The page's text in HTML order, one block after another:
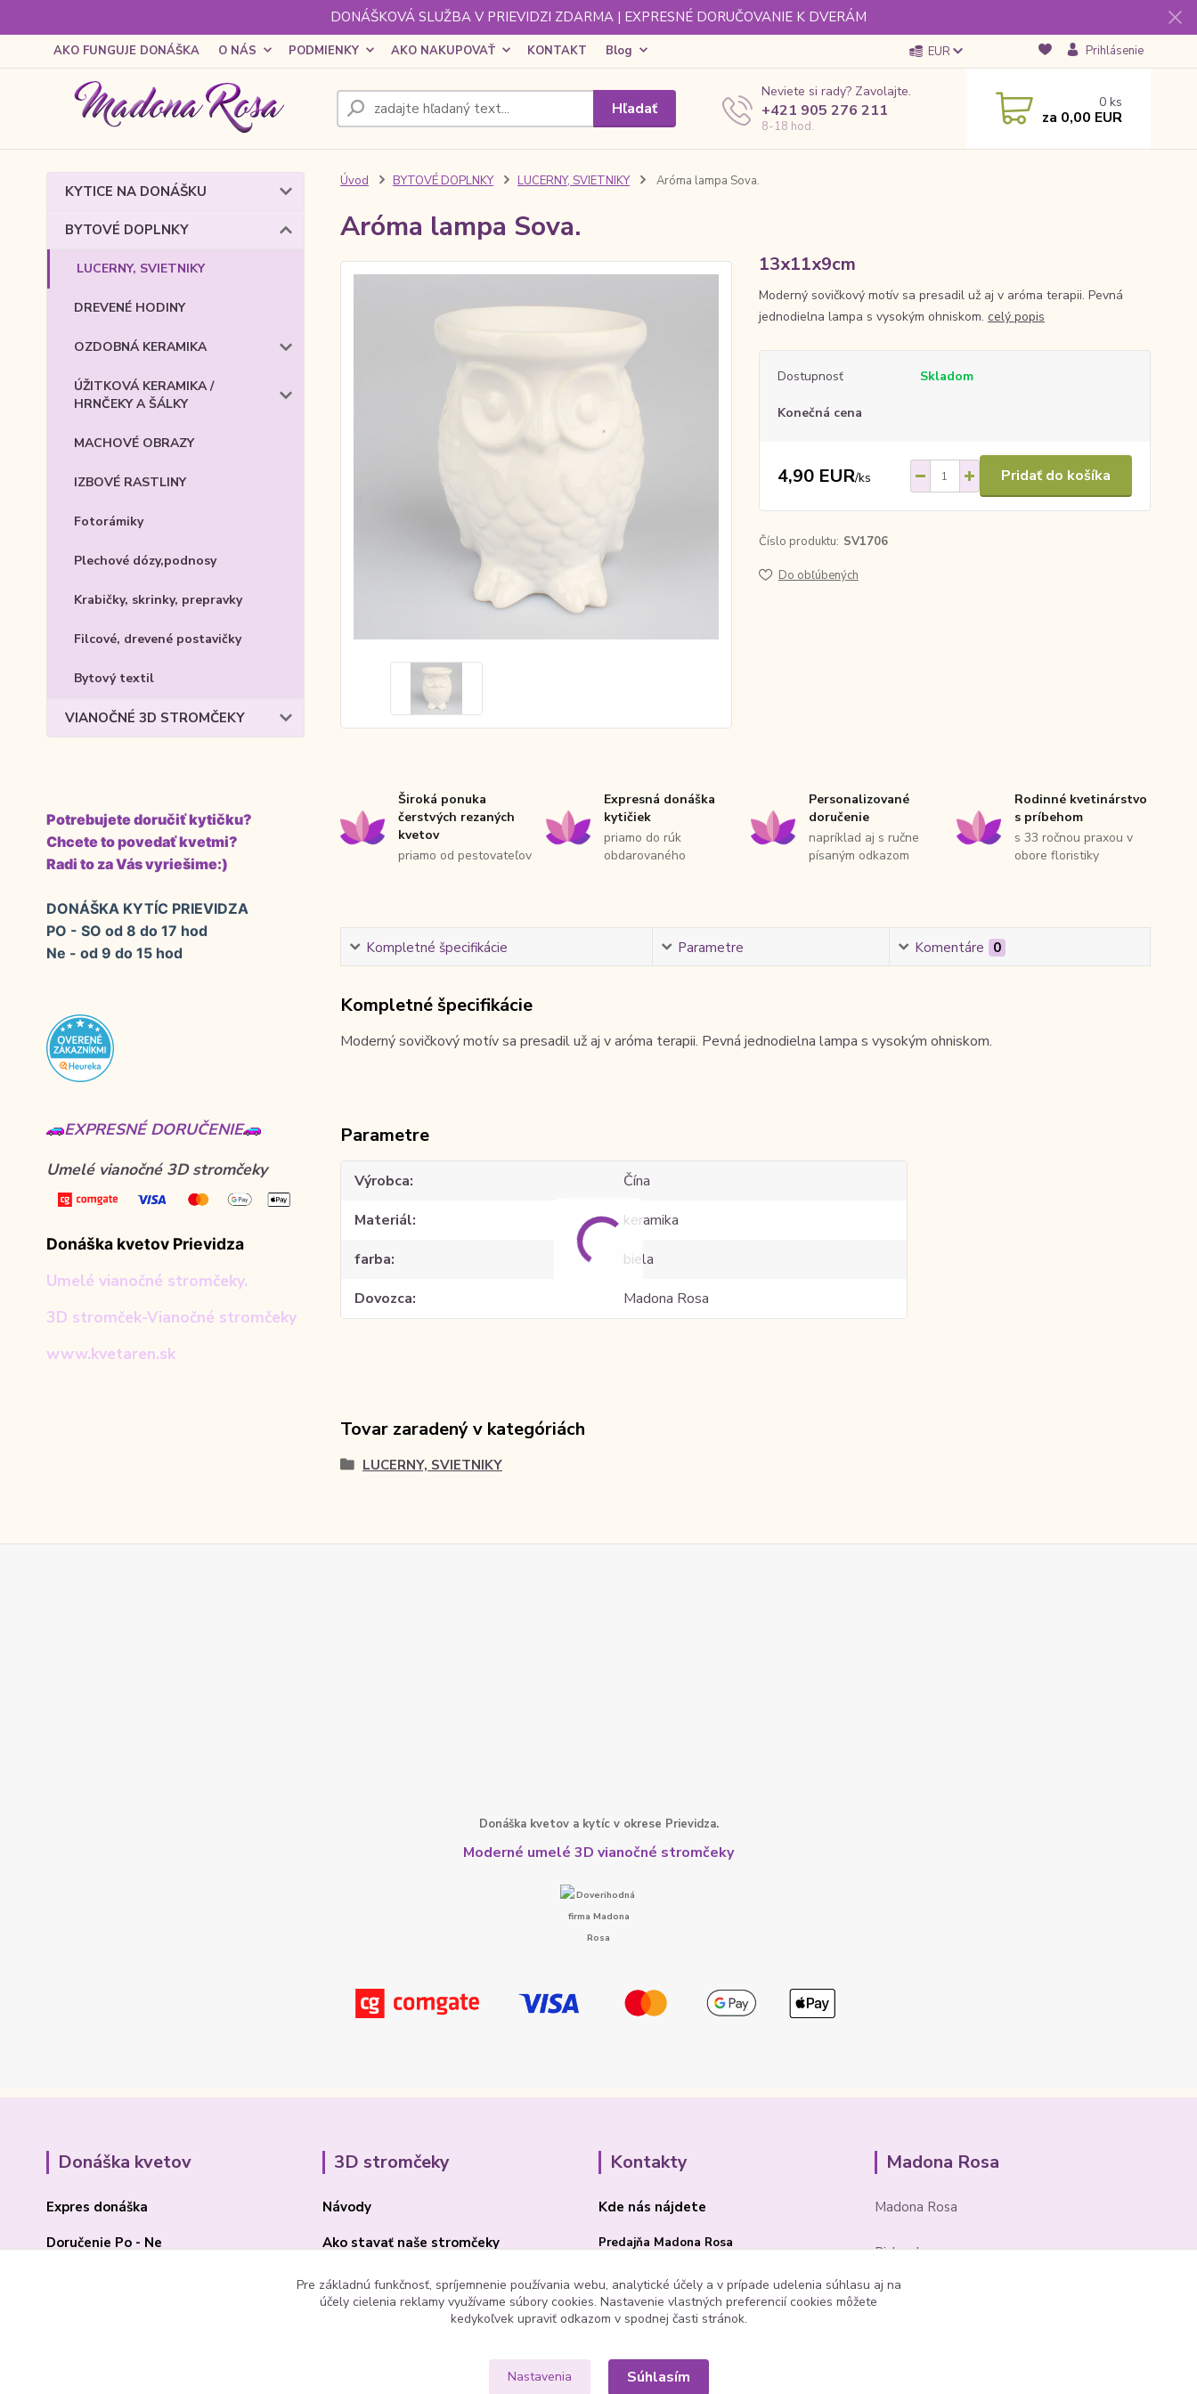
DONÁŠKOVÁ SLUŽBA V PRIEVIDZI ZDARMA | EXPRESNÉ DORUČOVANIE K DVERÁM
AKO FUNGUJE DONÁŠKA O NÁS PODMIENKY AKO NAKUPOVAŤ KONTAKT Blog EUR Prihlásenie
Hľadať
Neviete si rady? Zavolajte.
+421 905 276 211
8-18 hod.
0 ks
za 0,00 EUR
KYTICE NA DONÁŠKU
BYTOVÉ DOPLNKY
LUCERNY, SVIETNIKY
DREVENÉ HODINY
OZDOBNÁ KERAMIKA
ÚŽITKOVÁ KERAMIKA /
HRNČEKY A ŠÁLKY
MACHOVÉ OBRAZY
IZBOVÉ RASTLINY
Fotorámiky
Plechové dózy,podnosy
Krabičky, skrinky, prepravky
Filcové, drevené postavičky
Bytový textil
VIANOČNÉ 3D STROMČEKY
Potrebujete doručiť kytičku?
Chcete to povedať kvetmi?
Radi to za Vás vyriešime:)
DONÁŠKA KYTÍC PRIEVIDZA
PO - SO od 8 do 17 hod
Ne - od 9 do 15 hod
EXPRESNÉ DORUČENIE
Umelé vianočné 3D stromčeky
Donáška kvetov Prievidza
Umelé vianočné stromčeky.
3D stromček-Vianočné stromčeky
www.kvetaren.sk
Úvod BYTOVÉ DOPLNKY LUCERNY, SVIETNIKY Aróma lampa Sova.
Aróma lampa Sova.
13x11x9cm
Moderný sovičkový motív sa presadil už aj v aróma terapii. Pevná
jednodielna lampa s vysokým ohniskom. celý popis
Dostupnosť Skladom
Konečná cena
4,90 EUR/ks Pridať do košíka
Číslo produktu: SV1706
Do obľúbených
Široká ponuka
čerstvých rezaných
kvetov
priamo od pestovateľov
Expresná donáška
kytičiek
priamo do rúk
obdarovaného
Personalizované
doručenie
napríklad aj s ručne
písaným odkazom
Rodinné kvetinárstvo
s príbehom
s 33 ročnou praxou v
obore floristiky
Kompletné špecifikácie Parametre Komentáre 0
Kompletné špecifikácie
Moderný sovičkový motív sa presadil už aj v aróma terapii. Pevná jednodielna lampa s vysokým ohniskom.
Parametre
Výrobca
Čína
Materiál
keramika
farba
biela
Dovozca
Madona Rosa
Tovar zaradený v kategóriách
LUCERNY, SVIETNIKY
Donáška kvetov a kytíc v okrese Prievidza.
Moderné umelé 3D vianočné stromčeky
Donáška kvetov
Expres donáška
Doručenie Po - Ne
3D stromčeky
Návody
Ako stavať naše stromčeky
BLOG 3D
Akcia 2025
Kontakty
Kde nás nájdete
Predajňa Madona Rosa
PRIEVIDZA 97101
Madona Rosa
Madona Rosa
Richard
+421 905 276 211
Pre základnú funkčnosť, spríjemnenie používania webu, analytické účely a v prípade udelenia súhlasu aj na
účely cielenia reklamy využívame súbory cookies. Nastavenie vlastných preferencií cookies môžete
kedykoľvek upraviť odkazom v spodnej časti stránok.
Nastavenia Súhlasím